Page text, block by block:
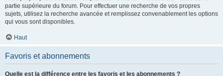
partie supérieure du forum. Pour effectuer une recherche de vos propres
sujets, utilisez la recherche avancée et remplissez convenablement les options
qui vous sont disponibles.
Haut
Favoris et abonnements
Quelle est la différence entre les favoris et les abonnements ?